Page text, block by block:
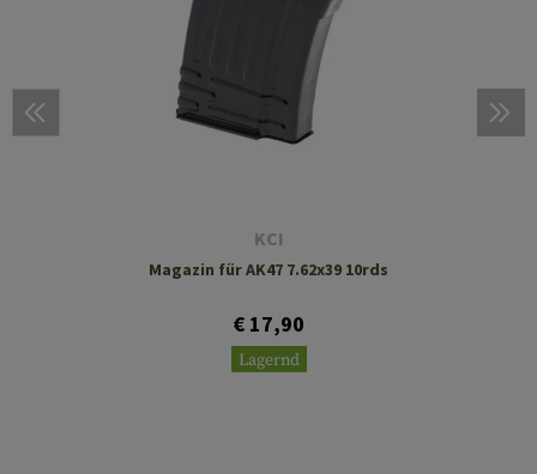
KCI
Magazin für AK47 7.62x39 10rds
€ 17,90
Lagernd